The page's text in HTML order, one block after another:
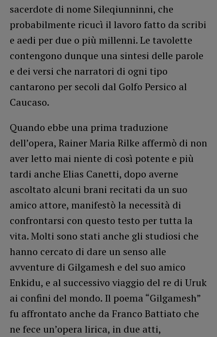
sacerdote di nome Sileqiunninni, che
probabilmente ricucì il lavoro fatto da scribi
e aedi per due o più millenni. Le tavolette
contengono dunque una sintesi delle parole
e dei versi che narratori di ogni tipo
cantarono per secoli dal Golfo Persico al
Caucaso.
Quando ebbe una prima traduzione
dell’opera, Rainer Maria Rilke affermò di non
aver letto mai niente di così potente e più
tardi anche Elias Canetti, dopo averne
ascoltato alcuni brani recitati da un suo
amico attore, manifestò la necessità di
confrontarsi con questo testo per tutta la
vita. Molti sono stati anche gli studiosi che
hanno cercato di dare un senso alle
avventure di Gilgamesh e del suo amico
Enkidu, e al successivo viaggio del re di Uruk
ai confini del mondo. Il poema “Gilgamesh”
fu affrontato anche da Franco Battiato che
ne fece un’opera lirica, in due atti,